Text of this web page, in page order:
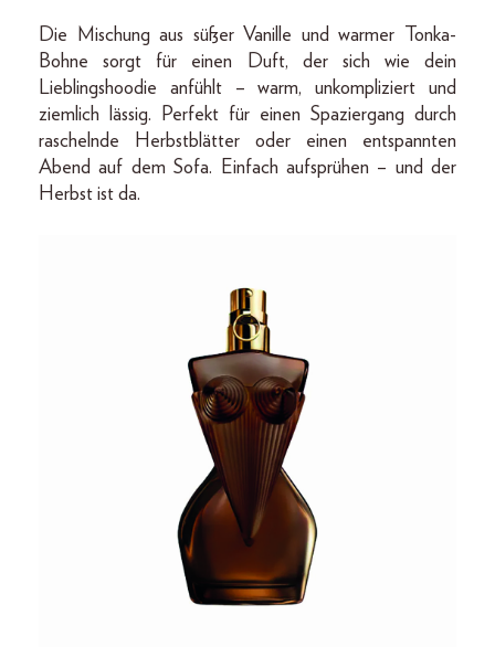
Die Mischung aus süßer Vanille und warmer Tonka-
Bohne sorgt für einen Duft, der sich wie dein
Lieblingshoodie anfühlt – warm, unkompliziert und
ziemlich lässig. Perfekt für einen Spaziergang durch
raschelnde Herbstblätter oder einen entspannten
Abend auf dem Sofa. Einfach aufsprühen – und der
Herbst ist da.